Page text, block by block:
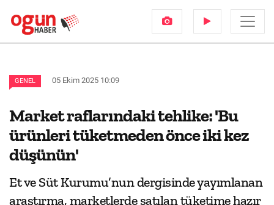
GENEL 05 Ekim 2025 10:09
Market raflarındaki tehlike: 'Bu
ürünleri tüketmeden önce iki kez
düşünün'
Et ve Süt Kurumu’nun dergisinde yayımlanan
araştırma, marketlerde satılan tüketime hazır